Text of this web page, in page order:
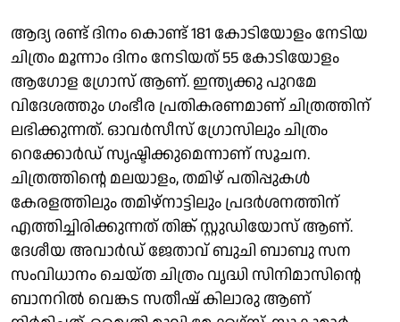
ആദ്യ രണ്ട് ദിനം കൊണ്ട് 181 കോടിയോളം നേടിയ
ചിത്രം മൂന്നാം ദിനം നേടിയത് 55 കോടിയോളം
ആഗോള ഗ്രോസ് ആണ്. ഇന്ത്യക്കു പുറമേ
വിദേശത്തും ഗംഭീര പ്രതികരണമാണ് ചിത്രത്തിന്
ലഭിക്കുന്നത്. ഓവർസീസ് ഗ്രോസിലും ചിത്രം
റെക്കോർഡ് സൃഷ്ടിക്കുമെന്നാണ് സൂചന.
ചിത്രത്തിന്റെ മലയാളം, തമിഴ് പതിപ്പുകൾ
കേരളത്തിലും തമിഴ്‌നാട്ടിലും പ്രദർശനത്തിന്
എത്തിച്ചിരിക്കുന്നത് തിങ്ക് സ്റ്റുഡിയോസ് ആണ്.
ദേശീയ അവാർഡ് ജേതാവ് ബുചി ബാബു സന
സംവിധാനം ചെയ്ത ചിത്രം വൃദ്ധി സിനിമാസിന്റെ
ബാനറിൽ വെങ്കട സതീഷ് കിലാരു ആണ്